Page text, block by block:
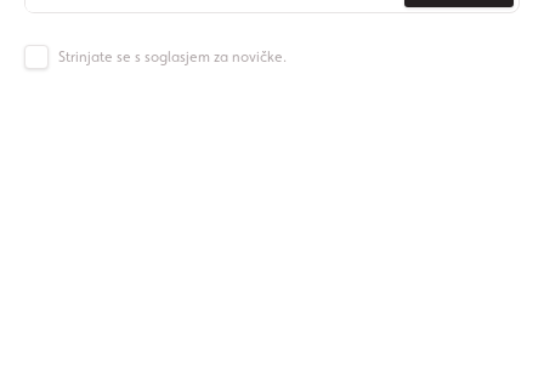
Strinjate se s soglasjem za novičke.